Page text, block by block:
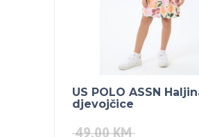
US POLO ASSN
djevojčice
49.00KM